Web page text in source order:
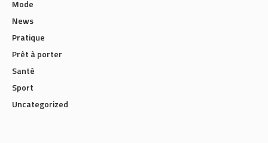
Mode
News
Pratique
Prêt à porter
Santé
Sport
Uncategorized